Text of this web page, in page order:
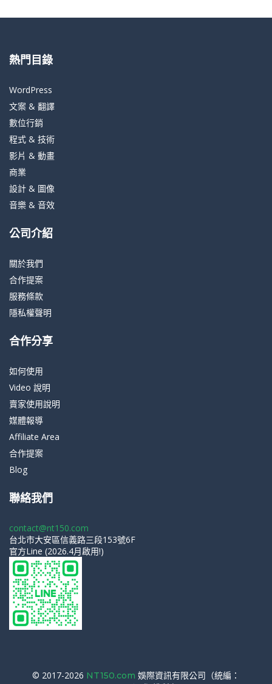
熱門目錄
WordPress
文案 & 翻譯
數位行銷
程式 & 技術
影片 & 動畫
商業
設計 & 圖像
音樂 & 音效
公司介紹
關於我們
合作提案
服務條款
隱私權聲明
合作分享
如何使用
Video 說明
賣家使用說明
媒體報導
Affiliate Area
合作提案
Blog
聯絡我們
contact@nt150.com
台北市大安區信義路三段153號6F
官方Line (2026.4月啟用!)
© 2017-2026 NT150.com 娛際資訊有限公司（統編：